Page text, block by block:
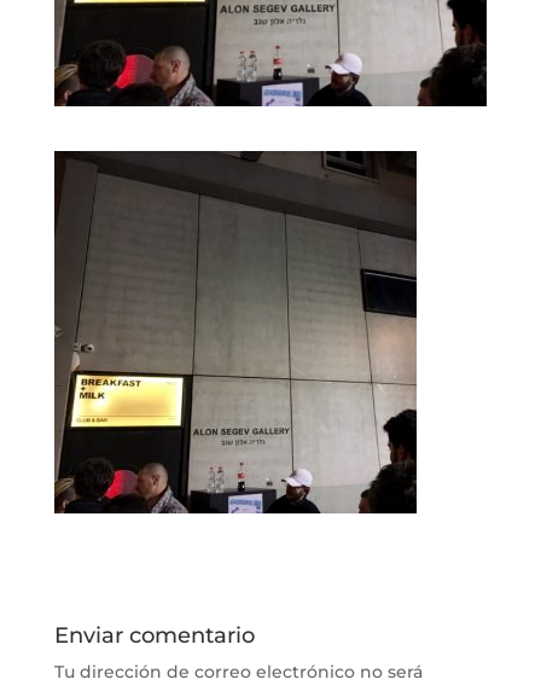
Enviar comentario
Tu dirección de correo electrónico no será